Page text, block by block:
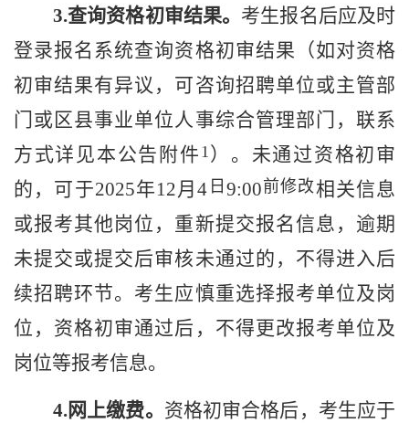
3.查询资格初审结果。 考生报名后应及时
登录报名系统查询资格初审结果（如对资格
初审结果有异议 ，可咨询招聘单位或主管部
门 或区县事业单位人事综合管理部门，联系
方式详见本公告附件 1 ）。 未通过资格初审
的 ， 可于2025年12月4 日 9:00前修改相关信息
或报考其他岗位， 重新提交报名信息，逾期
未提交或提交后审核未通过的，不得进入后
续招聘环节。 考生应慎重选择报考单位及岗
位，资格初审通过后，不得更改报考单位及
岗位等报考信息。
4.网上缴费。 资格初审合格后， 考生应于